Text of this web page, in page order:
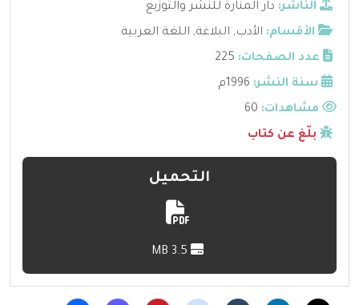
الناشر: دار المنارة للنشر والتوزيع
الأقسام: الأدب, البلاغة, اللغة العربية
عدد الصفحات: 225
سنة النشر: 1996م
مشاهدات:
بلّغ عن كتاب
التحميل